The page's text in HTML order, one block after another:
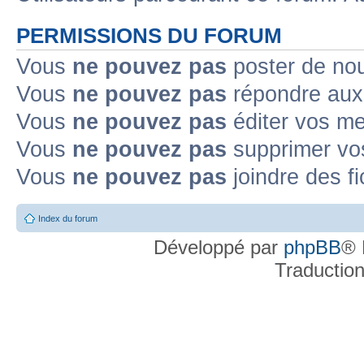
PERMISSIONS DU FORUM
Vous ne pouvez pas poster de
Vous ne pouvez pas répondre
Vous ne pouvez pas éditer vos
Vous ne pouvez pas supprimer
Vous ne pouvez pas joindre des
Index du forum
Développé par phpBB®